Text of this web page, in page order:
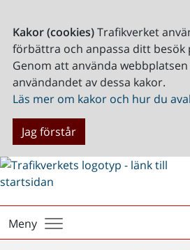
Kakor (cookies)Trafikverket
förbättra och anpassa ditt besök
Genom att använda
användandet av dessa kakor.
Läs mer om kakor och hur du
Jag förstår
Meny